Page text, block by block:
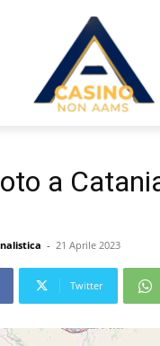
a
- 21 Aprile 2023
Twitter